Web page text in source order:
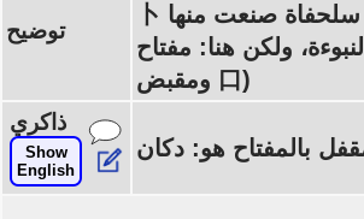
توضيح
卜 في قوقعة سلحفاة صنعت منها
النبوءة، ولكن هنا: مفتاح (لحية 卜
ومقبض 口)
ذاكري
Show
English